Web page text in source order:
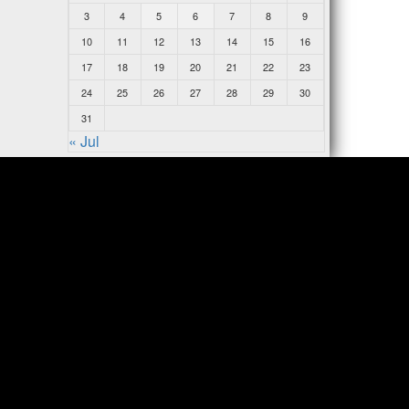
3
4 5 6 7 8
9
10
11 12 13 14 15
16
17
18 19 20 21 22
23
24
25 26 27 28 29
30
31
« Jul